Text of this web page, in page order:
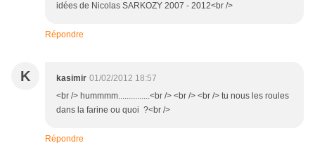
idées de Nicolas SARKOZY 2007 - 2012<br />
Répondre
K kasimir 01/02/2012 18:57
<br /> hummmm...............<br /> <br /> <br /> tu nous les roules
dans la farine ou quoi ?<br />
Répondre